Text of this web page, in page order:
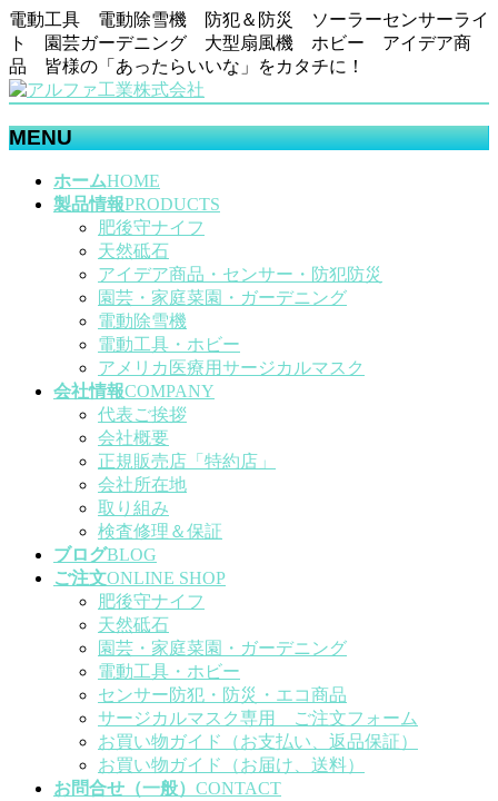
電動工具 電動除雪機 防犯＆防災 ソーラーセンサーライ
ト 園芸ガーデニング 大型扇風機 ホビー アイデア商
品 皆様の「あったらいいな」をカタチに！
MENU
ホームHOME
製品情報PRODUCTS
肥後守ナイフ
天然砥石
アイデア商品・センサー・防犯防災
園芸・家庭菜園・ガーデニング
電動除雪機
電動工具・ホビー
アメリカ医療用サージカルマスク
会社情報COMPANY
代表ご挨拶
会社概要
正規販売店「特約店」
会社所在地
取り組み
検査修理＆保証
ブログBLOG
ご注文ONLINE SHOP
肥後守ナイフ
天然砥石
園芸・家庭菜園・ガーデニング
電動工具・ホビー
センサー防犯・防災・エコ商品
サージカルマスク専用 ご注文フォーム
お買い物ガイド（お支払い、返品保証）
お買い物ガイド（お届け、送料）
お問合せ（一般） CONTACT